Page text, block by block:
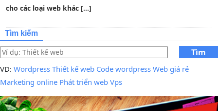
cho các loại web khác […]
Tìm kiếm
Tìm
VD: Wordpress Thiết kế web Code wordpress Web giá rẻ
Marketing online Phát triển web Vps